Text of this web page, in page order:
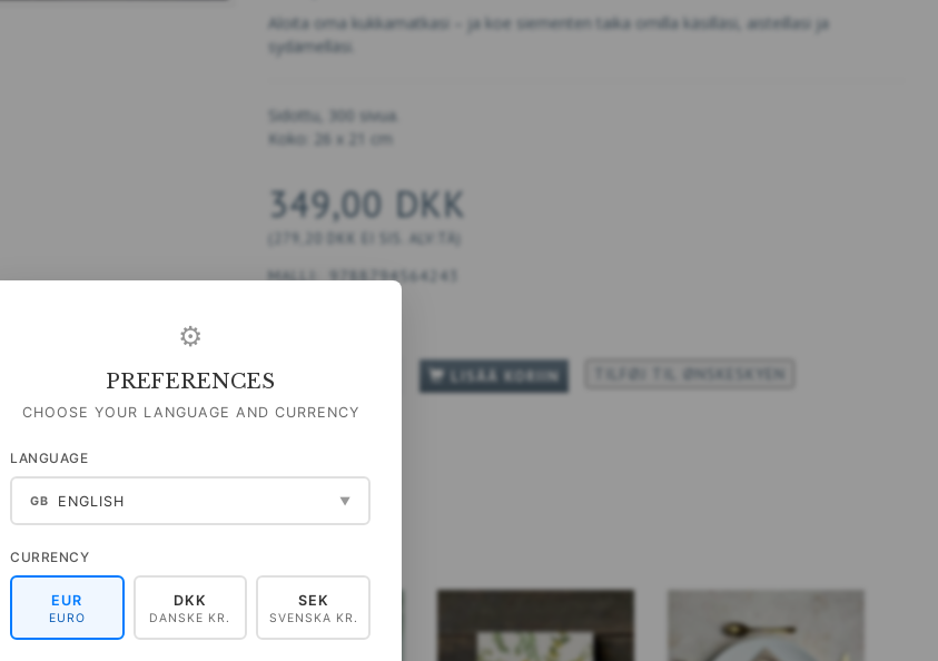
Aloita oma kukkamatkasi – ja koe siementen taika omilla käsilläsi, aisteillasi ja
sydämelläsi.
Sidottu, 300 sivua.
Koko: 26 x 21 cm
349,00 DKK
279,20 DKK EI SIS. ALV:TÄ
MALLI: 9788794564243
MÄÄRÄ LISÄÄ KORIIN TILFØJ TIL ØNSKESKYEN
UUTUUDET
⚙
PREFERENCES
CHOOSE YOUR LANGUAGE AND CURRENCY
LANGUAGE
GB ENGLISH ▼
CURRENCY
EUR
EURO
DKK
DANSKE KR.
SEK
SVENSKA KR.